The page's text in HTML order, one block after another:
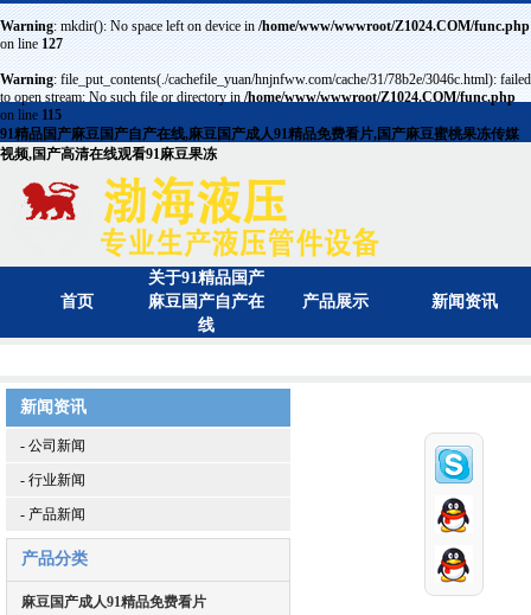
Warning: mkdir(): No space left on device in/home/www/wwwroot/Z1024.COM/func.php
on line127
Warning: file_put_contents(./cachefile_yuan/hnjnfww.com/cache/31/78b2e/3046c.html): failed
to open stream: No such file or directory in/home/www/wwwroot/Z1024.COM/func.php
on line 115
91精品国产麻豆国产自产在线,麻豆国产成人91精品免费看片,国产麻豆蜜桃果冻传媒
视频,国产高清在线观看91麻豆果冻
首页
关于91精品国产
麻豆国产自产在
线
产品展示 新闻资讯
新闻资讯
- 公司新闻
- 行业新闻
- 产品新闻
产品分类
麻豆国产成人91精品免费看片